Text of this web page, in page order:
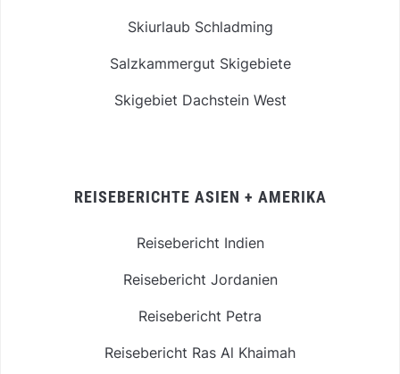
Skiurlaub Schladming
Salzkammergut Skigebiete
Skigebiet Dachstein West
REISEBERICHTE ASIEN + AMERIKA
Reisebericht Indien
Reisebericht Jordanien
Reisebericht Petra
Reisebericht Ras Al Khaimah